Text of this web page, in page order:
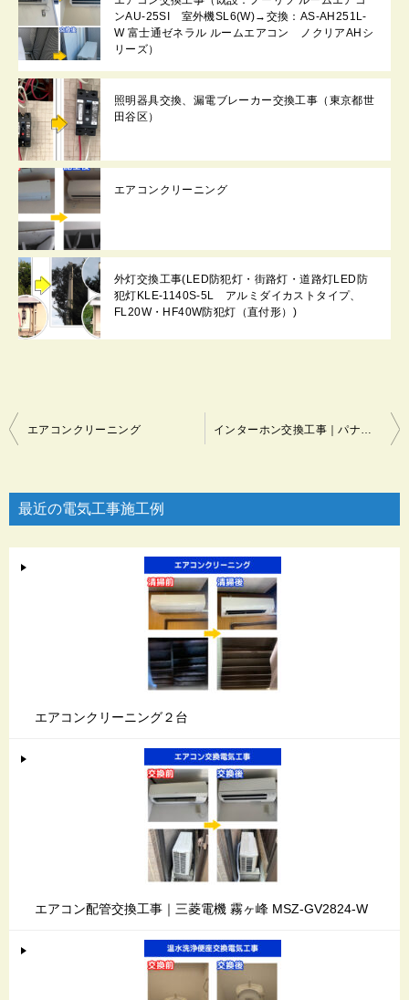
ンAU-25SI 室外機SL6(W)→交換：AS-AH251L-
W 富士通ゼネラル ルームエアコン ノクリアAHシ
リーズ）
照明器具交換、漏電ブレーカー交換工事（東京都世
田谷区）
エアコンクリーニング
外灯交換工事(LED防犯灯・街路灯・道路灯LED防
犯灯KLE-1140S-5L アルミダイカストタイプ、
FL20W・HF40W防犯灯（直付形）)
投
稿
ビ
ゲ
ー
シ
エアコンクリーニング
最近の電気工事施工例
エアコンクリーニング２台
エアコン配管交換工事｜三菱電機 霧ヶ峰 MSZ-GV2824-W